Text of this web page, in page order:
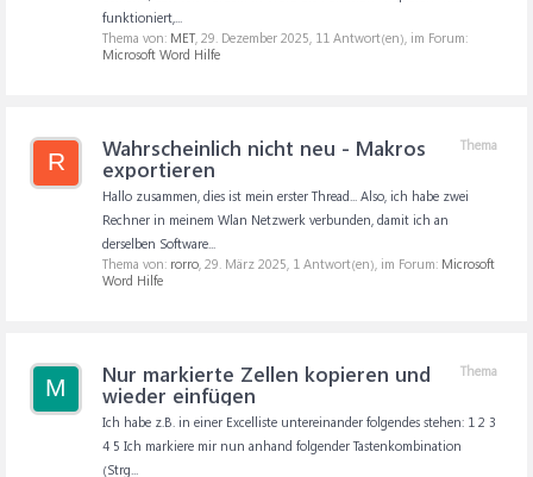
funktioniert,...
Thema von: MET, 29. Dezember 2025, 11 Antwort(en), im Forum:
Microsoft Word Hilfe
R
Thema
Wahrscheinlich nicht neu - Makros
exportieren
Hallo zusammen, dies ist mein erster Thread... Also, ich habe zwei
Rechner in meinem Wlan Netzwerk verbunden, damit ich an
derselben Software...
Thema von: rorro, 29. März 2025, 1 Antwort(en), im Forum: Microsoft
Word Hilfe
M
Thema
Nur markierte Zellen kopieren und
wieder einfügen
Ich habe z.B. in einer Excelliste untereinander folgendes stehen: 1 2 3
4 5 Ich markiere mir nun anhand folgender Tastenkombination
(Strg...